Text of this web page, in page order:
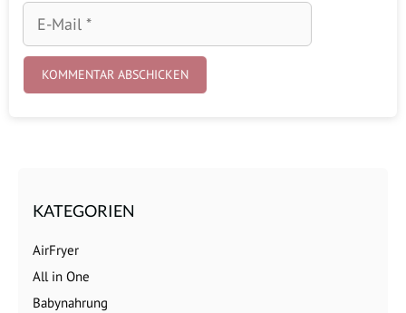
Mail
KATEGORIEN
AirFryer
All in One
Babynahrung